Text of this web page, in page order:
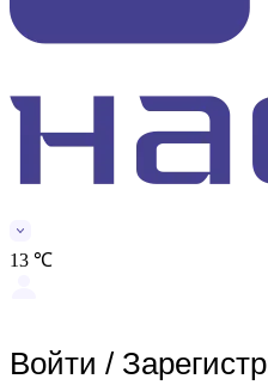
13 ℃
Войти /